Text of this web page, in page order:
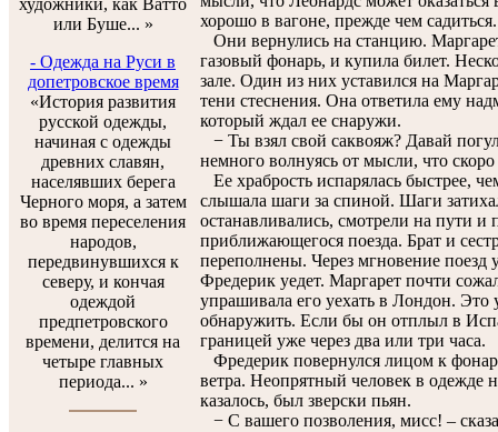
художники, как Ватто
или Буше... »
- Одежда на Руси в
допетровское время
«История развития
русской одежды,
начиная с одежды
древних славян,
населявших берега
Черного моря, а затем
во время переселения
народов,
передвинувшихся к
северу, и кончая
одеждой
предпетровского
времени, делится на
четыре главных
периода... »
хорошо в вагоне, прежде чем садиться.
Они вернулись на станцию.
газовый фонарь, и купила билет.
зале. Один из них уставился на
тени стеснения. Она ответила ему
который ждал ее снаружи.
− Ты взял свой саквояж? Давай
немного волнуясь от мысли, что скоро
Ее храбрость испарялась быстрее,
слышала шаги за спиной. Шаги
останавливались, смотрели на пути и
приближающегося поезда. Брат и
переполнены. Через мгновение поезд
Фредерик уедет. Маргарет почти
упрашивала его уехать в Лондон. Это
обнаружить. Если бы он отплыл в
границей уже через два или три часа.
Фредерик повернулся лицом к
ветра. Неопрятный человек в одежде
казалось, был зверски пьян.
− С вашего позволения, мисс! –